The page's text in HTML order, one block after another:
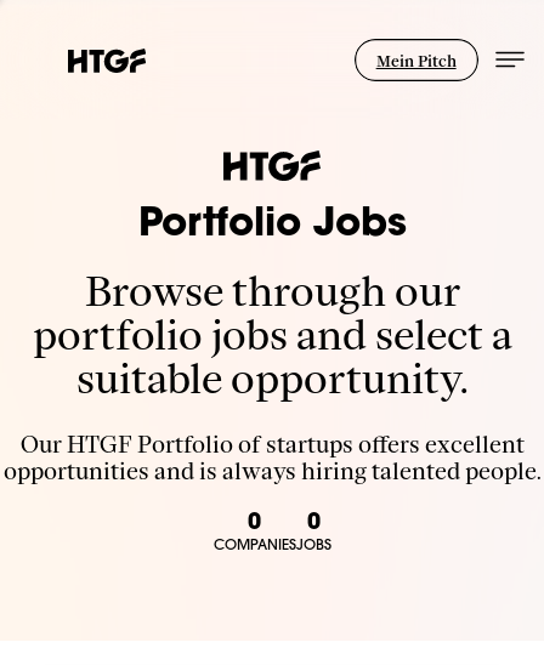
Mein Pitch
Portfolio Jobs
Browse through our
portfolio jobs and select a
suitable opportunity.
Our HTGF Portfolio of startups offers excellent
opportunities and is always hiring talented people.
0
COMPANIES
0
JOBS